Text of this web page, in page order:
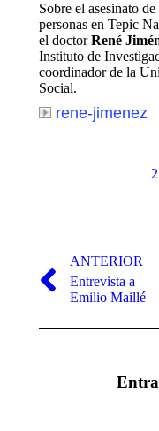
Sobre el asesinato de
personas en Tepic
el doctorRené
Instituto de
coordinador de la
Social.
rene-jimenez
entre
publicaciones
ANTERIOR
Publicación
anterior:
Entrevista a
Emilio Maillé